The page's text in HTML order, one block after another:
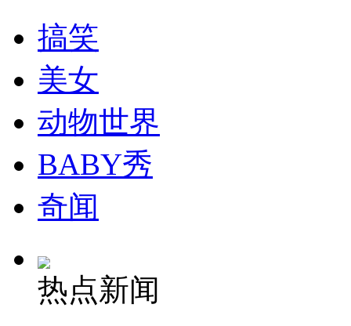
外交部：有关国家言论片面不公正
安徽一实载49人客车翻车
走！跟着总书记去植树
搞笑
美女
动物世界
BABY秀
奇闻
热点新闻